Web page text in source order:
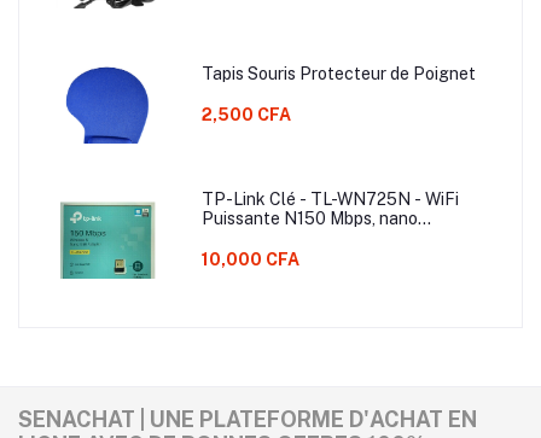
Tapis Souris Protecteur de Poignet
2,500 CFA
TP-Link Clé - TL-WN725N - WiFi
Puissante N150 Mbps, nano
10,000 CFA
SENACHAT | UNE PLATEFORME D'ACHAT EN